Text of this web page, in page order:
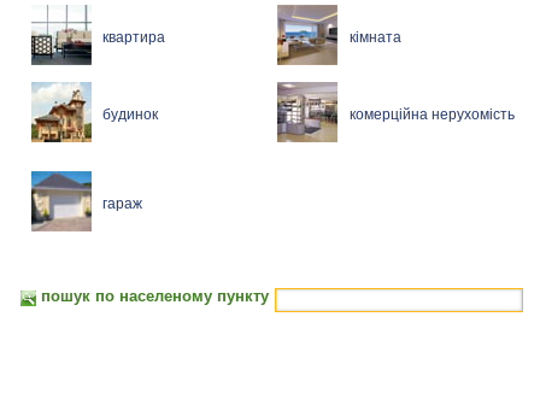
квартира кімната
будинок комерційна нерухомість
гараж
пошук по населеному пункту